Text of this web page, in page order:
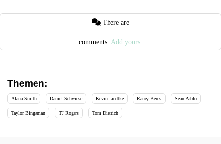
comments. Add yours.
Themen:
Alana Smith Daniel Schwiese Kevin Liedtke Raney Beres Sean Pablo
Taylor Bingaman TJ Rogers Tom Dietrich